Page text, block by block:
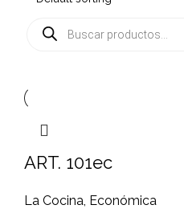
ART. 101ec
La Cocina, Económica